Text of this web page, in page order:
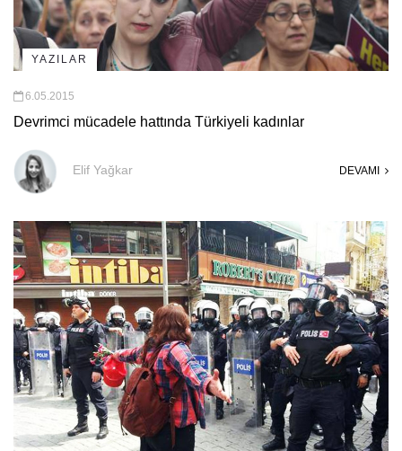
YAZILAR
6.05.2015
Devrimci mücadele hattında Türkiyeli kadınlar
Elif Yağkar DEVAMI